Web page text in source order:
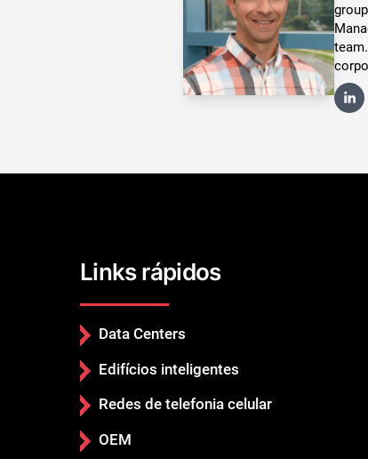
Links rápidos
Data Centers
Edifícios inteligentes
Redes de telefonia celular
OEM